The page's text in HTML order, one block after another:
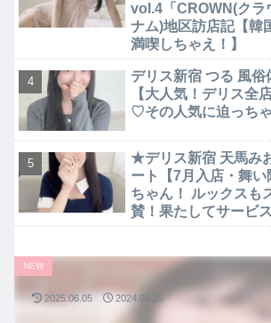
vol.4「CROWN(クラ
ナム)地区訪店記【韓
満喫しちゃえ！】
デリス新宿 つる 風俗
【大人気！デリス全
♡その人気に迫っち
★デリス新宿 天馬み
ート【7月入店・舞
ちゃん！ ルックスも
賛！果たしてサービ
NEW
2025.06.05 2024.03.25